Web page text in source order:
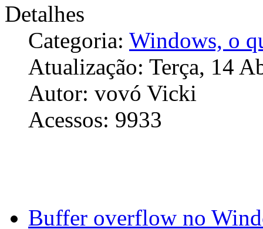
Detalhes
Categoria: Windows, o
Atualização: Terça, 14
Autor: vovó Vicki
Acessos: 9933
Buffer overflow no